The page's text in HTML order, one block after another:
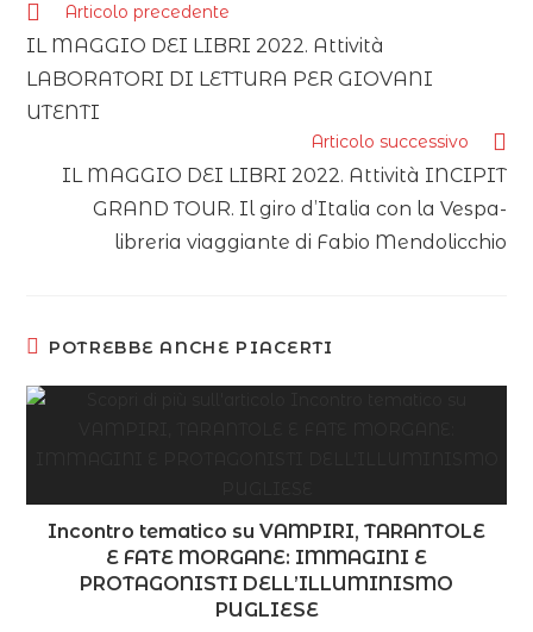
Articolo precedente
IL MAGGIO DEI LIBRI 2022. Attività
LABORATORI DI LETTURA PER GIOVANI
UTENTI
Articolo successivo
IL MAGGIO DEI LIBRI 2022. Attività INCIPIT
GRAND TOUR. Il giro d’Italia con la Vespa-
libreria viaggiante di Fabio Mendolicchio
POTREBBE ANCHE PIACERTI
Incontro tematico su VAMPIRI, TARANTOLE
E FATE MORGANE: IMMAGINI E
PROTAGONISTI DELL’ILLUMINISMO
PUGLIESE